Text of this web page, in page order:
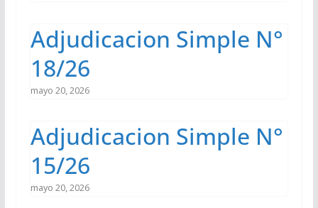
Adjudicacion Simple N°
18/26
mayo 20, 2026
Adjudicacion Simple N°
15/26
mayo 20, 2026